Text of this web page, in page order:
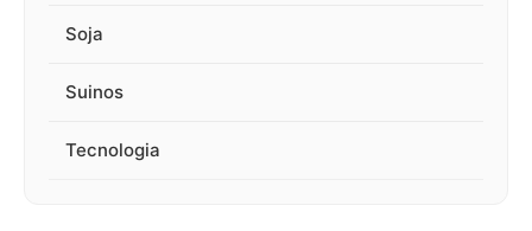
Soja
Suinos
Tecnologia